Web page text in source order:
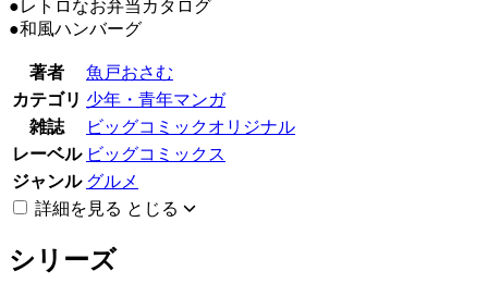
●レトロなお弁当カタログ
●和風ハンバーグ
著者
魚戸おさむ
カテゴリ 少年・青年マンガ
雑誌
ビッグコミックオリジナル
レーベル ビッグコミックス
ジャンル グルメ
詳細を見る とじる
シリーズ